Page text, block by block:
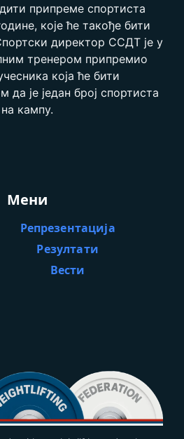
припреме спортиста
које ће такође бити
директор ССДТ је у
тренером припремио
која ће бити
да је један број спортиста
кампу.
Мени
Репрезентација
Резултати
Вести